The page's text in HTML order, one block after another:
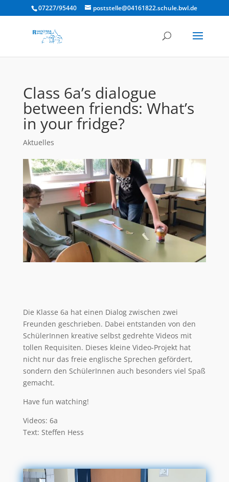
07227/95440 poststelle@04161822.schule.bwl.de
Class 6a’s dialogue
between friends: What’s
in your fridge?
Aktuelles
Die Klasse 6a hat einen Dialog zwischen zwei
Freunden geschrieben. Dabei entstanden von den
SchülerInnen kreative selbst gedrehte Videos mit
tollen Requisiten. Dieses kleine Video-Projekt hat
nicht nur das freie englische Sprechen gefördert,
sondern den SchülerInnen auch besonders viel Spaß
gemacht.
Have fun watching!
Videos: 6a
Text: Steffen Hess